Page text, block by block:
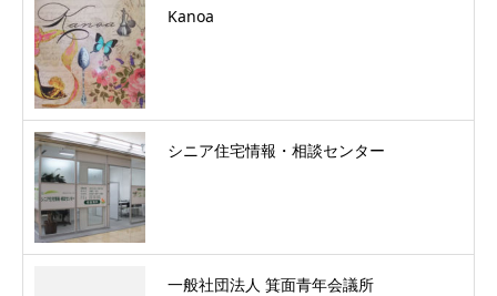
Kanoa
シニア住宅情報・相談センター
一般社団法人 箕面青年会議所